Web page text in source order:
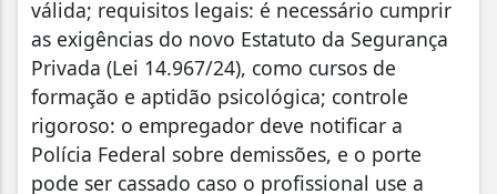
válida; requisitos legais: é necessário cumprir
as exigências do novo Estatuto da Segurança
Privada (Lei 14.967/24), como cursos de
formação e aptidão psicológica; controle
rigoroso: o empregador deve notificar a
Polícia Federal sobre demissões, e o porte
pode ser cassado caso o profissional use a